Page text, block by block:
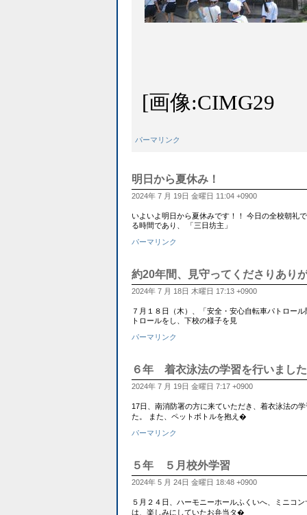
[画像:CIMG29
パーマリンク
明日から夏休み！
2024年 7 月 19日 金曜日 11:04 +0900
いよいよ明日から夏休みです！！ 今日の全校朝礼
る時間であり、 「三日坊主」
パーマリンク
約20年間、見守ってくださりあり
2024年 7 月 18日 木曜日 17:13 +0900
７月１８日（木）、「安全・安心自転車パトロー
トロールをし、下校の様子を見
パーマリンク
６年 着衣泳法の学習を行いました
2024年 7 月 19日 金曜日 7:17 +0900
17日、南消防署の方に来ていただき、着衣泳法の
た。 また、ペットボトルを抱え�
パーマリンク
５年 ５月校外学習
2024年 5 月 24日 金曜日 18:48 +0900
５月２４日、ハーモニーホールふくいへ、ミニコ
は、楽しみにしていたお弁当タ�